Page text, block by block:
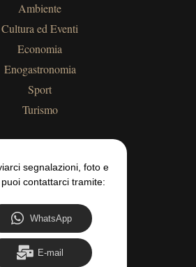
Ambiente
Cultura ed Eventi
Economia
Enogastronomia
Sport
Turismo
segnalazioni, foto e
contattarci tramite:
WhatsApp
E-mail